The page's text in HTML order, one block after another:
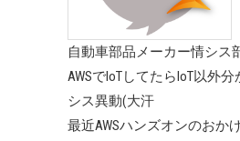
自動車部品メーカー情シス
AWSでIoTしてたらIoT以外
シス異動(大汗
最近AWSハンズオンのおか